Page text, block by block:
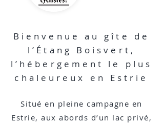
Bienvenue au gîte de
l’Étang Boisvert,
l’hébergement le plus
chaleureux en Estrie
Situé en pleine campagne en
Estrie, aux abords d’un lac privé,